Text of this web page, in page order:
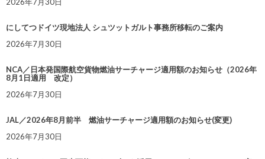
2026年7月30日
にしてつドイツ現地法人 シュツットガルト事務所移転のご案内
2026年7月30日
NCA／日本発国際航空貨物燃油サーチャージ適用額のお知らせ（2026年
8月1日適用 改定）
2026年7月30日
JAL／2026年8月前半 燃油サーチャージ適用額のお知らせ(変更)
2026年7月30日